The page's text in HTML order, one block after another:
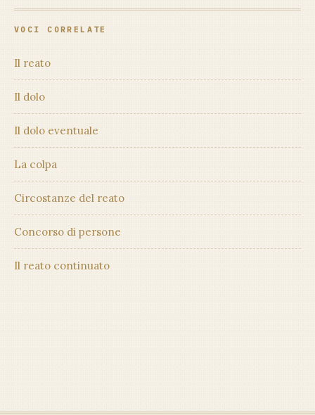
VOCI CORRELATE
Il reato
Il dolo
Il dolo eventuale
La colpa
Circostanze del reato
Concorso di persone
Il reato continuato